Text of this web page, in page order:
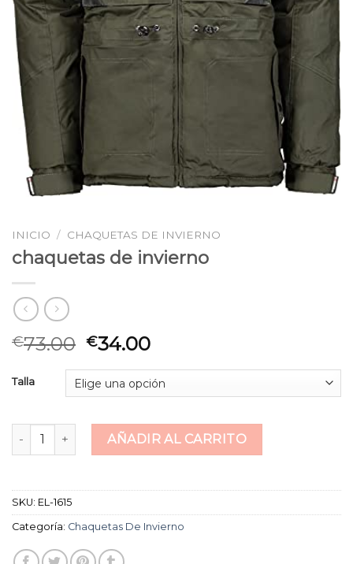
INICIO / CHAQUETAS DE INVIERNO
chaquetas de invierno
€73.00 €34.00
Talla
chaquetas de invierno cantidad
AÑADIR AL CARRITO
SKU: EL-1615
Categoría: Chaquetas De Invierno